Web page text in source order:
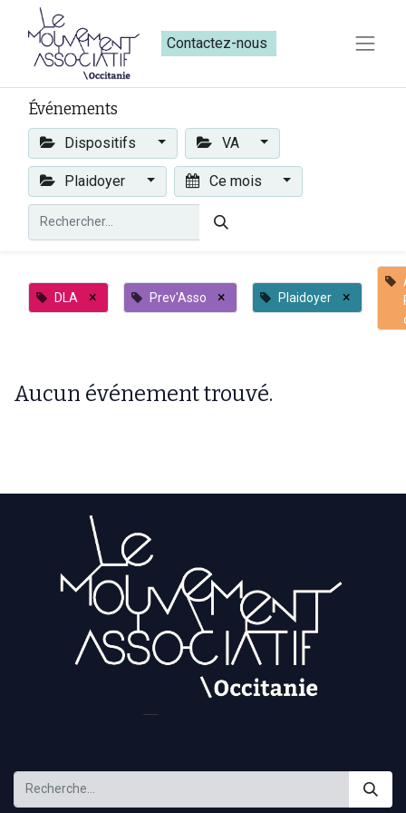
Contactez-nous​​
Événements
Dispositifs VA
Plaidoyer Ce mois
DLA × Prev'Asso × Plaidoyer ×
Aucun événement trouvé.